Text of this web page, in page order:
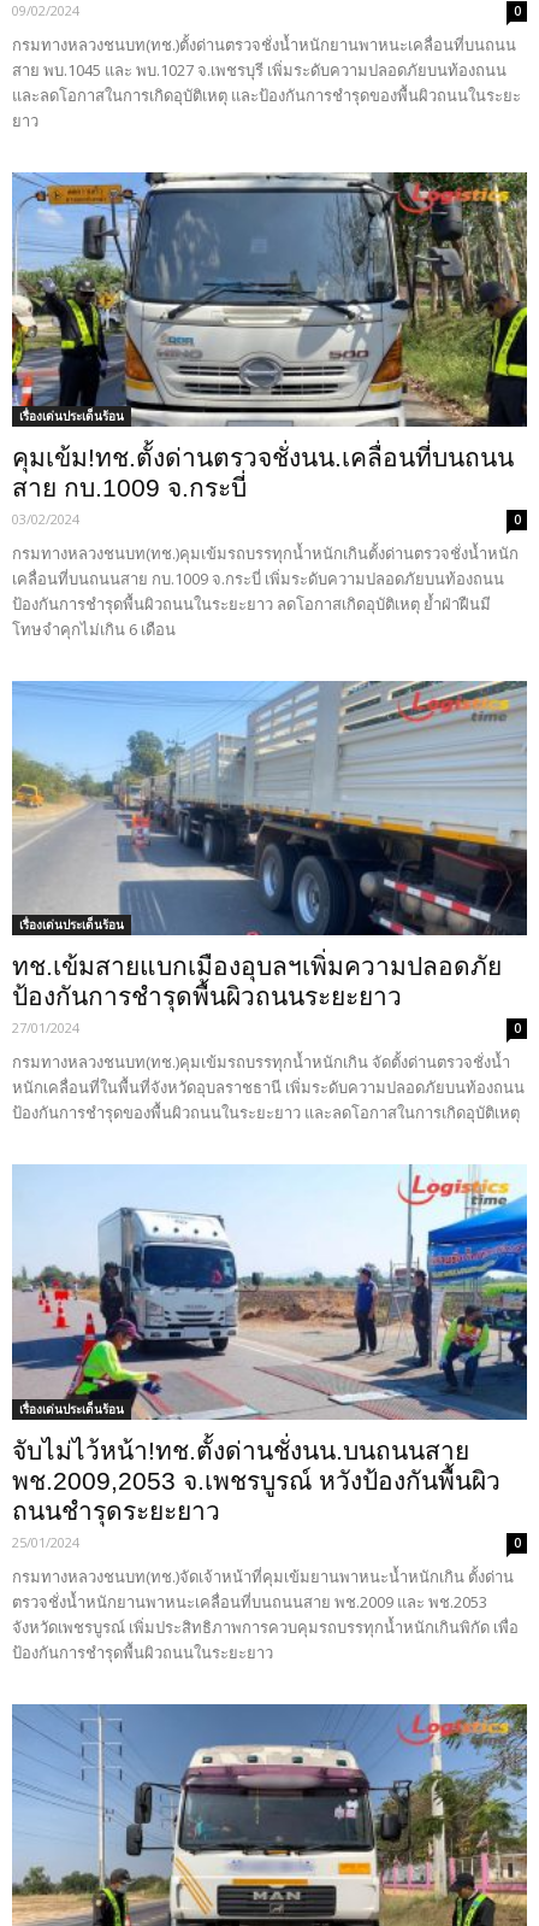
09/02/2024 0
กรมทางหลวงชนบท(ทช.)ตั้งด่านตรวจชั่งน้ำหนักยานพาหนะเคลื่อนที่บนถนน
สาย พบ.1045 และ พบ.1027 จ.เพชรบุรี เพิ่มระดับความปลอดภัยบนท้องถนน
และลดโอกาสในการเกิดอุบัติเหตุ และป้องกันการชำรุดของพื้นผิวถนนในระยะ
ยาว
เรื่องเด่นประเด็นร้อน
คุมเข้ม!ทช.ตั้งด่านตรวจชั่งนน.เคลื่อนที่บนถนน
สาย กบ.1009 จ.กระบี่
03/02/2024 0
กรมทางหลวงชนบท(ทช.)คุมเข้มรถบรรทุกน้ำหนักเกินตั้งด่านตรวจชั่งน้ำหนัก
เคลื่อนที่บนถนนสาย กบ.1009 จ.กระบี่ เพิ่มระดับความปลอดภัยบนท้องถนน
ป้องกันการชำรุดพื้นผิวถนนในระยะยาว ลดโอกาสเกิดอุบัติเหตุ ย้ำฝ่าฝืนมี
โทษจำคุกไม่เกิน 6 เดือน
เรื่องเด่นประเด็นร้อน
ทช.เข้มสายแบกเมืองอุบลฯเพิ่มความปลอดภัย
ป้องกันการชำรุดพื้นผิวถนนระยะยาว
27/01/2024 0
กรมทางหลวงชนบท(ทช.)คุมเข้มรถบรรทุกน้ำหนักเกิน จัดตั้งด่านตรวจชั่งน้ำ
หนักเคลื่อนที่ในพื้นที่จังหวัดอุบลราชธานี เพิ่มระดับความปลอดภัยบนท้องถนน
ป้องกันการชำรุดของพื้นผิวถนนในระยะยาว และลดโอกาสในการเกิดอุบัติเหตุ
เรื่องเด่นประเด็นร้อน
จับไม่ไว้หน้า!ทช.ตั้งด่านชั่งนน.บนถนนสาย
พช.2009,2053 จ.เพชรบูรณ์ หวังป้องกันพื้นผิว
ถนนชำรุดระยะยาว
25/01/2024 0
กรมทางหลวงชนบท(ทช.)จัดเจ้าหน้าที่คุมเข้มยานพาหนะน้ำหนักเกิน ตั้งด่าน
ตรวจชั่งน้ำหนักยานพาหนะเคลื่อนที่บนถนนสาย พช.2009 และ พช.2053
จังหวัดเพชรบูรณ์ เพิ่มประสิทธิภาพการควบคุมรถบรรทุกน้ำหนักเกินพิกัด เพื่อ
ป้องกันการชำรุดพื้นผิวถนนในระยะยาว